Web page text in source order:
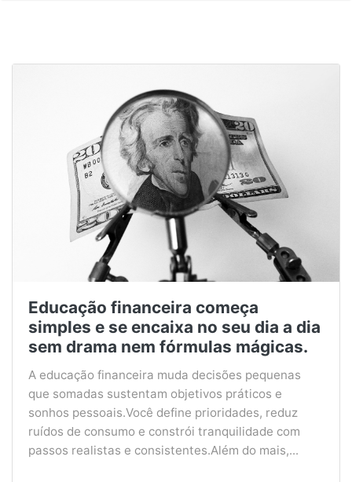
Educação financeira começa
simples e se encaixa no seu dia a dia
sem drama nem fórmulas mágicas.
A educação financeira muda decisões pequenas
que somadas sustentam objetivos práticos e
sonhos pessoais.Você define prioridades, reduz
ruídos de consumo e constrói tranquilidade com
passos realistas e consistentes.Além do mais,...